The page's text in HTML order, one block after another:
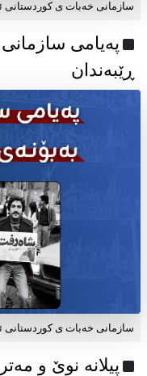
سازمانی خەبات ی کوردستانی
ڕێبەندان
سازمانی خەبات ی كوردستانی
پیلانە نوێ و